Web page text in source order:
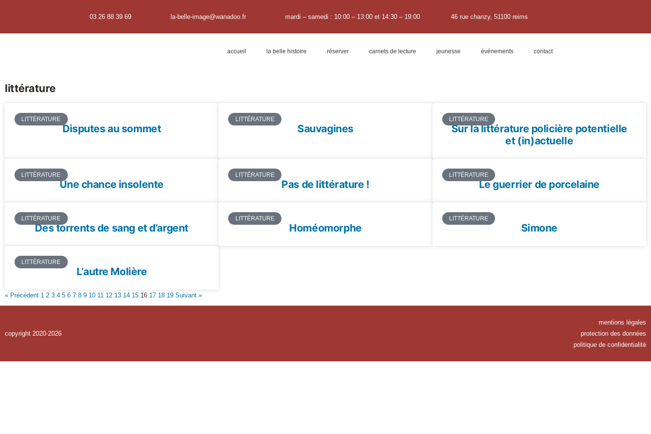
03 26 88 39 69 la-belle-image@wanadoo.fr mardi – samedi : 10:00 – 13:00 et 14:30 – 19:00 46 rue chanzy, 51100 reims
accueil la belle histoire réserver carnets de lecture jeunesse événements contact
littérature
LITTÉRATURE
Disputes au sommet
LITTÉRATURE
Sauvagines
LITTÉRATURE
Sur la littérature policière potentielle
et (in)actuelle
LITTÉRATURE
Une chance insolente
LITTÉRATURE
Pas de littérature !
LITTÉRATURE
Le guerrier de porcelaine
LITTÉRATURE
Des torrents de sang et d’argent
LITTÉRATURE
Homéomorphe
LITTÉRATURE
Simone
LITTÉRATURE
L’autre Molière
« Précédent 1 2 3 4 5 6 7 8 9 10 11 12 13 14 15 16 17 18 19 Suivant »
copyright 2020-2026
mentions légales
protection des données
politique de confidentialité